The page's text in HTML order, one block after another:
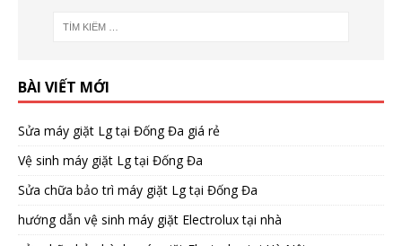
BÀI VIẾT MỚI
Sửa máy giặt Lg tại Đống Đa giá rẻ
Vệ sinh máy giặt Lg tại Đống Đa
Sửa chữa bảo trì máy giặt Lg tại Đống Đa
hướng dẫn vệ sinh máy giặt Electrolux tại nhà